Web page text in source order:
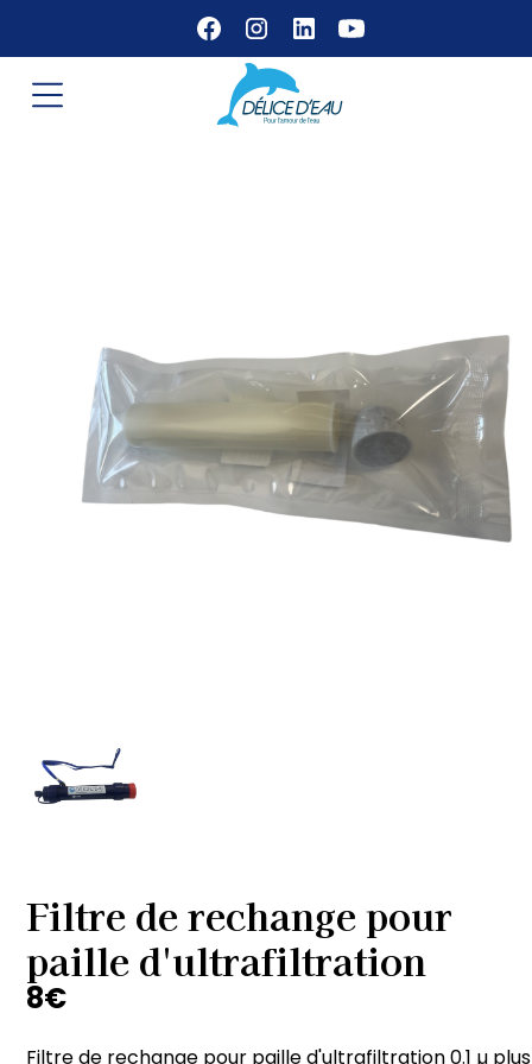
Filtre de rechange pour
paille d'ultrafiltration
8€
Filtre de rechange pour paille d'ultrafiltration 0.1 µ plus